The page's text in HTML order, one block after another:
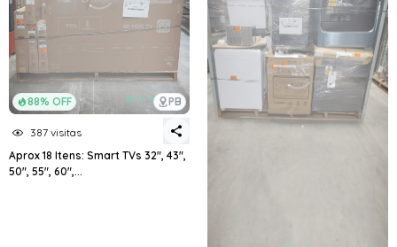
88% OFF PB
387 visitas
Aprox 18 Itens: Smart TVs 32", 43",
50", 55", 60",...